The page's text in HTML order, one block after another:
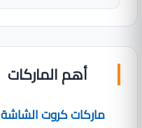
أهم الماركات
ماركات كروت الشاشة